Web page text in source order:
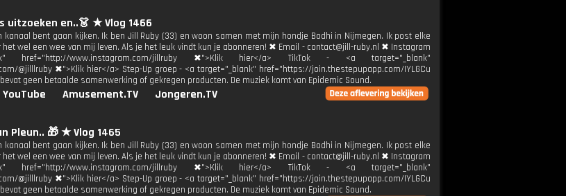
uitzoeken en..👗 ★ Vlog 1466
kanaal bent gaan kijken. Ik ben Jill Ruby (33) en woon samen met mijn hondje Bodhi in Nijmegen. Ik post elke
het wel een wee van mij leven. Als je het leuk vindt kun je abonneren! ✖ Email - contact@jill-ruby.nl ✖ Instagram
href="http://www.instagram.com/jillruby ✖">Klik hier</a> TikTok - <a target="_blank"
@jilllruby ✖">Klik hier</a> Step-Up groep - <a target="_blank" href="https://join.thestepupapp.com/IYLGCu
geen betaalde samenwerking of gekregen producten. De muziek komt van Epidemic Sound.
YouTube Amusement.TV Jongeren.TV
Pleun.. 🎁 ★ Vlog 1465
kanaal bent gaan kijken. Ik ben Jill Ruby (33) en woon samen met mijn hondje Bodhi in Nijmegen. Ik post elke
het wel een wee van mij leven. Als je het leuk vindt kun je abonneren! ✖ Email - contact@jill-ruby.nl ✖ Instagram
href="http://www.instagram.com/jillruby ✖">Klik hier</a> TikTok - <a target="_blank"
@jilllruby ✖">Klik hier</a> Step-Up groep - <a target="_blank" href="https://join.thestepupapp.com/IYLGCu
geen betaalde samenwerking of gekregen producten. De muziek komt van Epidemic Sound.